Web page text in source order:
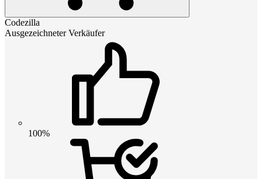
Codezilla
Ausgezeichneter Verkäufer
100%